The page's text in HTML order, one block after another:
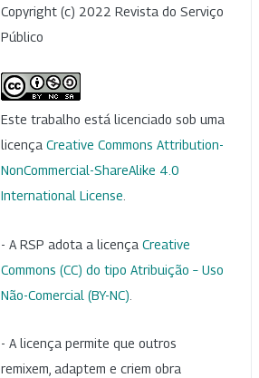
Copyright (c) 2022 Revista do Serviço
Público
Este trabalho está licenciado sob uma
licença Creative Commons Attribution-
NonCommercial-ShareAlike 4.0
International License
- A RSP adota a licença Creative
Commons (CC) do tipo Atribuição – Uso
Não-Comercial (BY-NC)
- A licença permite que outros
remixem, adaptem e criem obra